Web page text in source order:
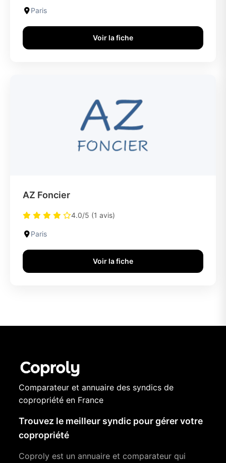
Paris
Voir la fiche
AZ Foncier
4.0/5 (1 avis)
Paris
Voir la fiche
Comparateur et annuaire des syndics de
copropriété en France
Trouvez le meilleur syndic pour gérer votre
copropriété
Coproly est un annuaire et comparateur qui